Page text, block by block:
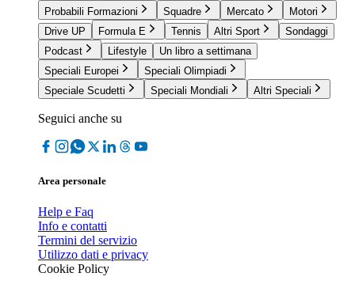
Probabili Formazioni
Squadre Mercato
Motori
Drive UP
Formula E Tennis Altri Sport
Sondaggi
Podcast
Lifestyle
Un libro a settimana
Speciali Europei
Speciali Olimpiadi
Speciale Scudetti
Speciali Mondiali Altri Speciali
Seguici anche su
Area personale
Help e Faq
Info e contatti
Termini del servizio
Utilizzo dati e privacy
Cookie Policy